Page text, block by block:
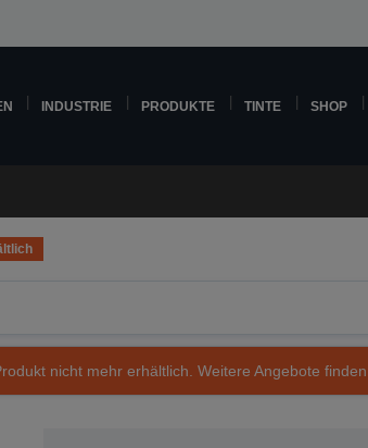
INDUSTRIE PRODUKTE TINTE SHOP
nicht mehr erhältlich. Weitere Angebote finden